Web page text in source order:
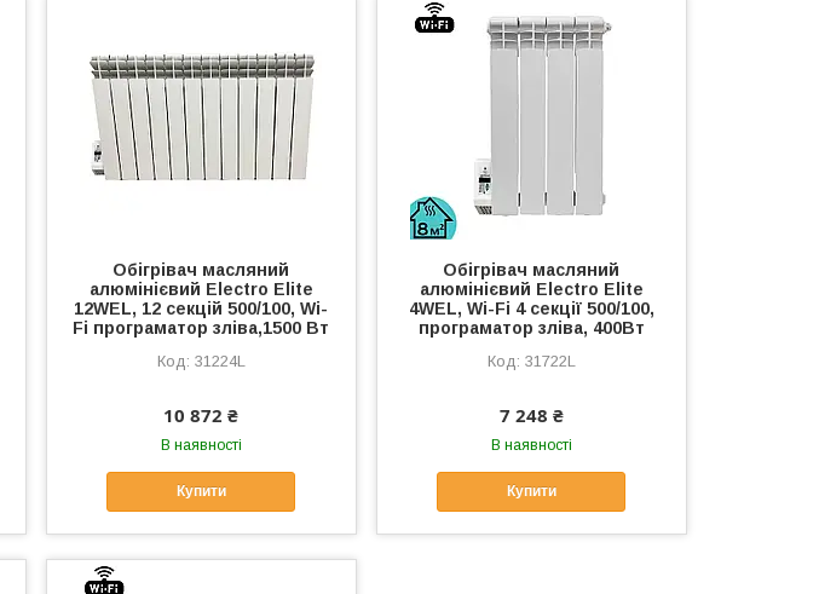
Обігрівач масляний
алюмінієвий Electro Elite
12WEL, 12 секцій 500/100, Wi-
Fi програматор зліва,1500 Вт
31224L
10 872 ₴
В наявності
Купити
Обігрівач масляний
алюмінієвий Electro Elite
4WEL, Wi-Fi 4 секції 500/100,
програматор зліва, 400Вт
31722L
7 248 ₴
В наявності
Купити